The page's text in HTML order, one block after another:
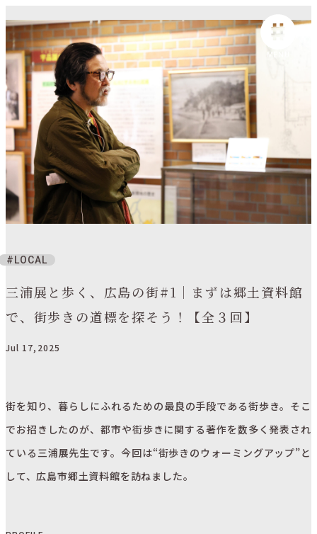
MENU
蛇喰磐に伝わる「じゃぐいのおうけつ」とは？【昔ばな
しが伝える土地の魅力-4】
7月 17,2025
LOCAL
ヨレやねじれが、味になる。1年後に100点になるデニム
を、福山から育てていく
7月 17,2025
LOCAL
【連載】あの人と、あの街で、歩きながら話すこと＃4
｜小田原のどかさんと読み解く、平和のモニュメント
7月 17,2025
LOCAL
三浦展と歩く、広島の街#1｜まずは郷土資料館
で、街歩きの道標を探そう！【全３回】
Jul 17,2025
街を知り、暮らしにふれるための最良の手段である街歩き。そこ
でお招きしたのが、都市や街歩きに関する著作を数多く発表され
ている三浦展先生です。今回は“街歩きのウォーミングアップ”と
して、広島市郷土資料館を訪ねました。